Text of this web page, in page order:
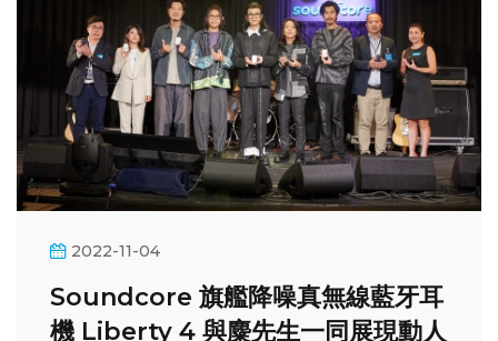
2022-11-04
Soundcore 旗艦降噪真無線藍牙耳
機 Liberty 4 與麋先生一同展現動⼈